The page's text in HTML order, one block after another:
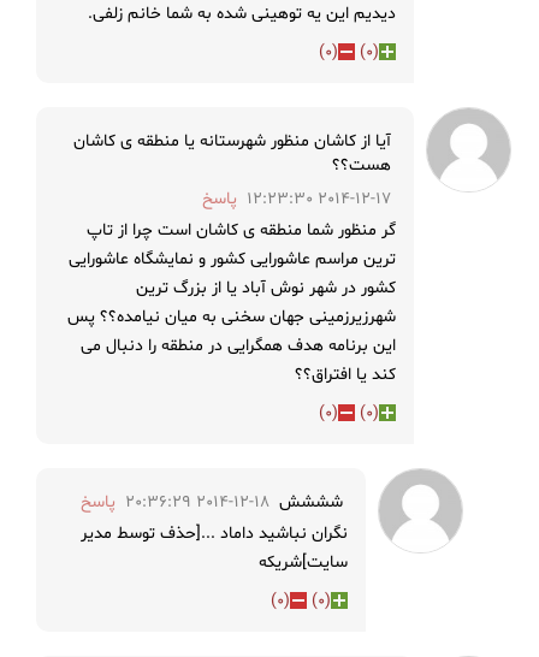
دیدیم این یه توهینی شده به شما خانم زلفی.
(
0
)
(
0
)
آیا از کاشان منظور شهرستانه یا منطقه ی کاشان
هست؟؟
2014-12-17 12:23:30
پاسخ
گر منظور شما منطقه ی کاشان است چرا از تاپ
ترین مراسم عاشورایی کشور و نمایشگاه عاشورایی
کشور در شهر نوش آباد یا از بزرگ ترین
شهرزیرزمینی جهان سخنی به میان نیامده؟؟ پس
این برنامه هدف همگرایی در منطقه را دنبال می
کند یا افتراق؟؟
(
0
)
(
0
)
شششش 2014-12-18 20:36:29
پاسخ
نگران نباشید داماد ...[حذف توسط مدیر
سایت]شریکه
(
0
)
(
0
)